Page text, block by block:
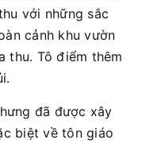
với những sắc
cảnh khu vườn
thu. Tô điểm thêm
đã được xây
biệt về tôn giáo